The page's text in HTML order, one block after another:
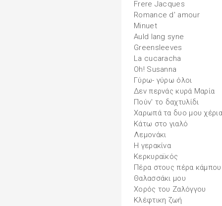
Frere Jacques
Romance d' amour
Minuet
Auld lang syne
Greensleeves
La cucaracha
Oh! Susanna
Γύρω- γύρω όλοι
Δεν περνάς κυρά Μαρία
Πούν' το δαχτυλίδι
Χαρωπά τα δυο μου χέρια
Κάτω στο γιαλό
Λεμονάκι
Η γερακίνα
Κερκυραϊκός
Πέρα στους πέρα
Θαλασσάκι μου
Χορός του Ζαλόγγου
Κλέφτικη ζωή